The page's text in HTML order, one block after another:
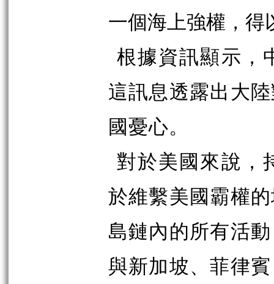
一個海上強權，得
根據資訊顯示，
這訊息透露出大
國憂心。
對於美國來說，
於維繫美國霸權
島鏈內的所有活
與新加坡、菲律